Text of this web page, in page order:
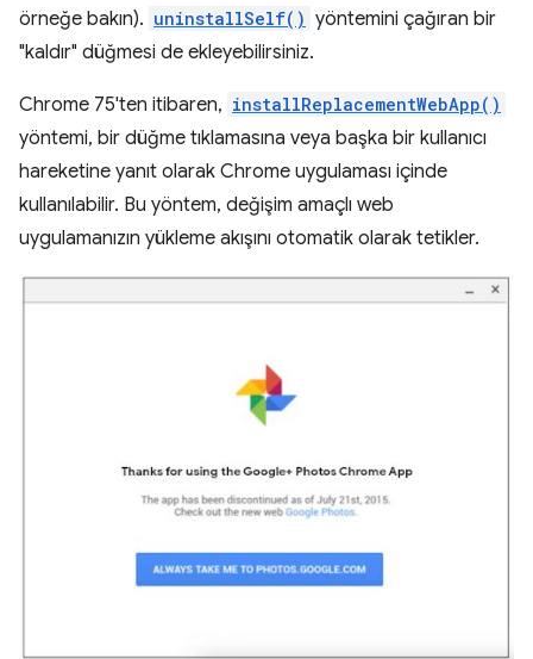
örneğe bakın). uninstallSelf() yöntemini çağıran bir
"kaldır" düğmesi de ekleyebilirsiniz.
Chrome 75'ten itibaren, installReplacementWebApp()
yöntemi, bir düğme tıklamasına veya başka bir kullanıcı
hareketine yanıt olarak Chrome uygulaması içinde
kullanılabilir. Bu yöntem, değişim amaçlı web
uygulamanızın yükleme akışını otomatik olarak tetikler.